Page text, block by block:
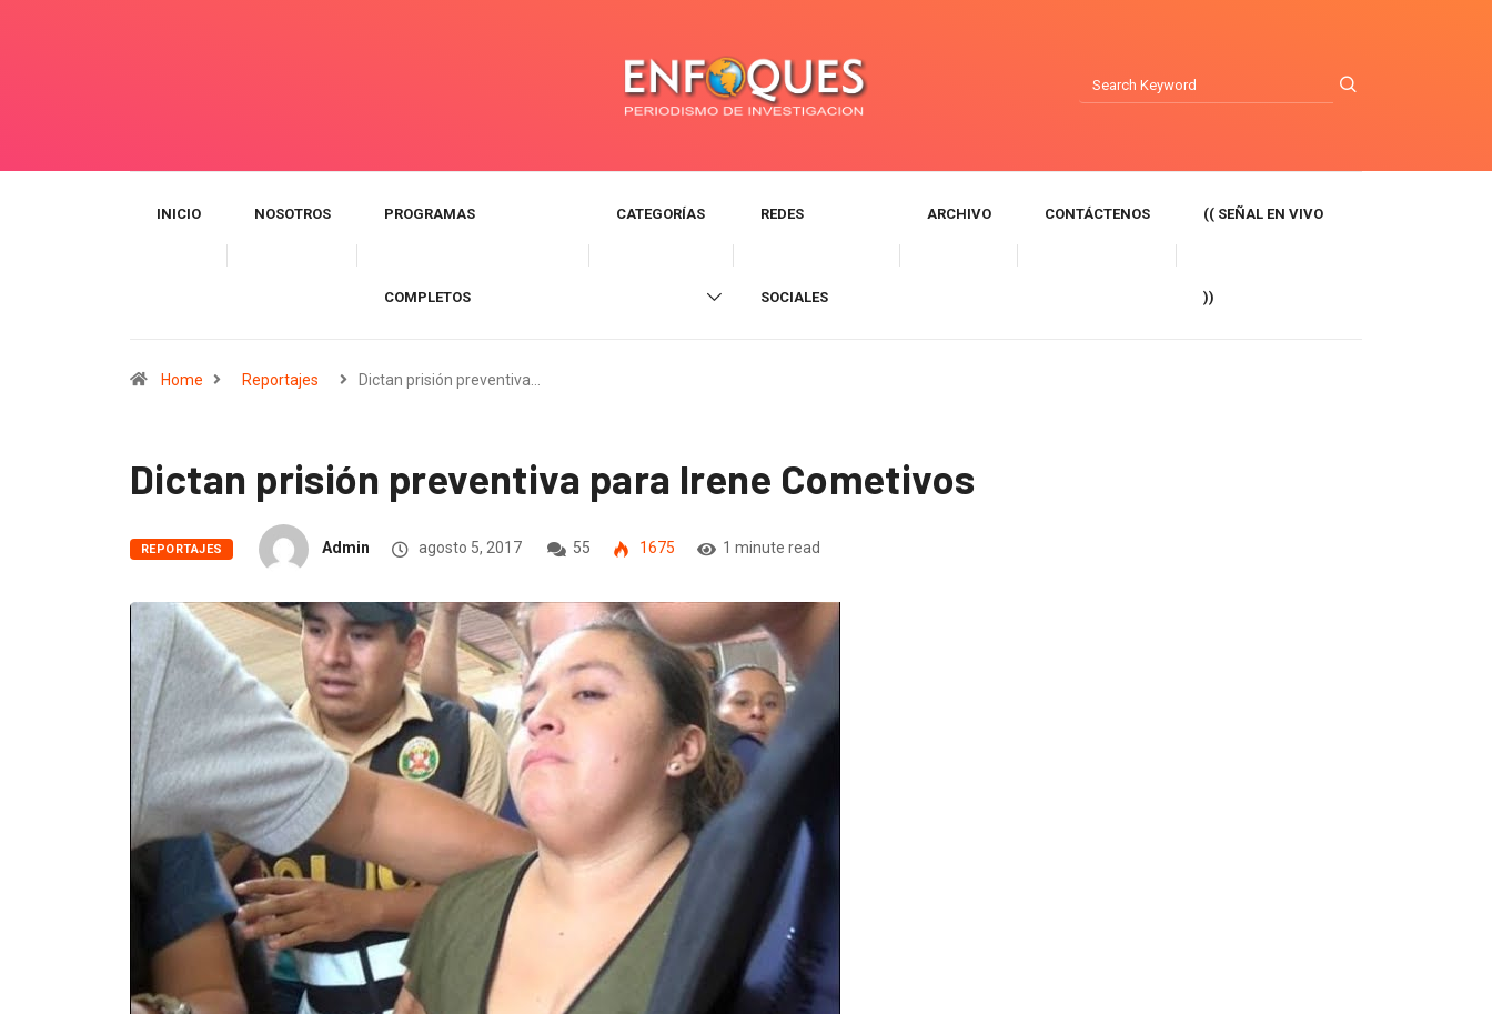
INICIO NOSOTROS PROGRAMAS
COMPLETOS
CATEGORÍAS REDES
SOCIALES
ARCHIVO CONTÁCTENOS (( SEÑAL EN VIVO
))
Home Reportajes Dictan prisión preventiva…
Dictan prisión preventiva para Irene Cometivos
REPORTAJES Admin agosto 5, 2017 55 1675 1 minute read